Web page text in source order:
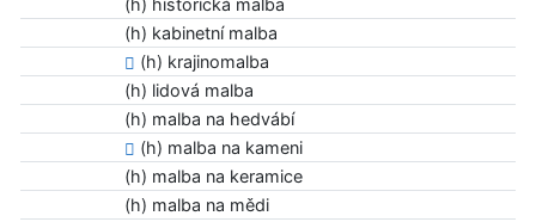
(h) historická malba
(h) kabinetní malba
(h) krajinomalba
(h) lidová malba
(h) malba na hedvábí
(h) malba na kameni
(h) malba na keramice
(h) malba na mědi